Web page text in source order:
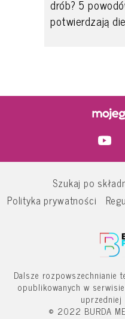
drób? 5
potwierdzają
Szukaj po
Polityka prywatności
Dalsze rozpowszechnianie
opublikowanych w
uprzedniej
© 2022 BURDA